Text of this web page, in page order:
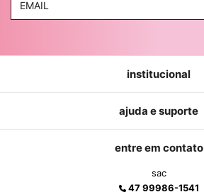
institucional
ajuda e suporte
entre em contato
sac
47 99986-1541